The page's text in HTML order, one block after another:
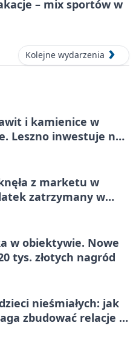
– mix sportów w
Kolejne wydarzenia
i kamienice w
Leszno inwestuje na
z marketu w
zatrzymany w
w obiektywie. Nowe
tys. złotych nagród
nieśmiałych: jak
zbudować relacje z